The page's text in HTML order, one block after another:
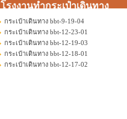
โรงงานทำกระเป๋าเดินทาง
กระเป๋าเดินทาง bbt-9-19-04
กระเป๋าเดินทาง bbt-12-23-01
กระเป๋าเดินทาง bbt-12-19-03
กระเป๋าเดินทาง bbt-12-18-01
กระเป๋าเดินทาง bbt-12-17-02